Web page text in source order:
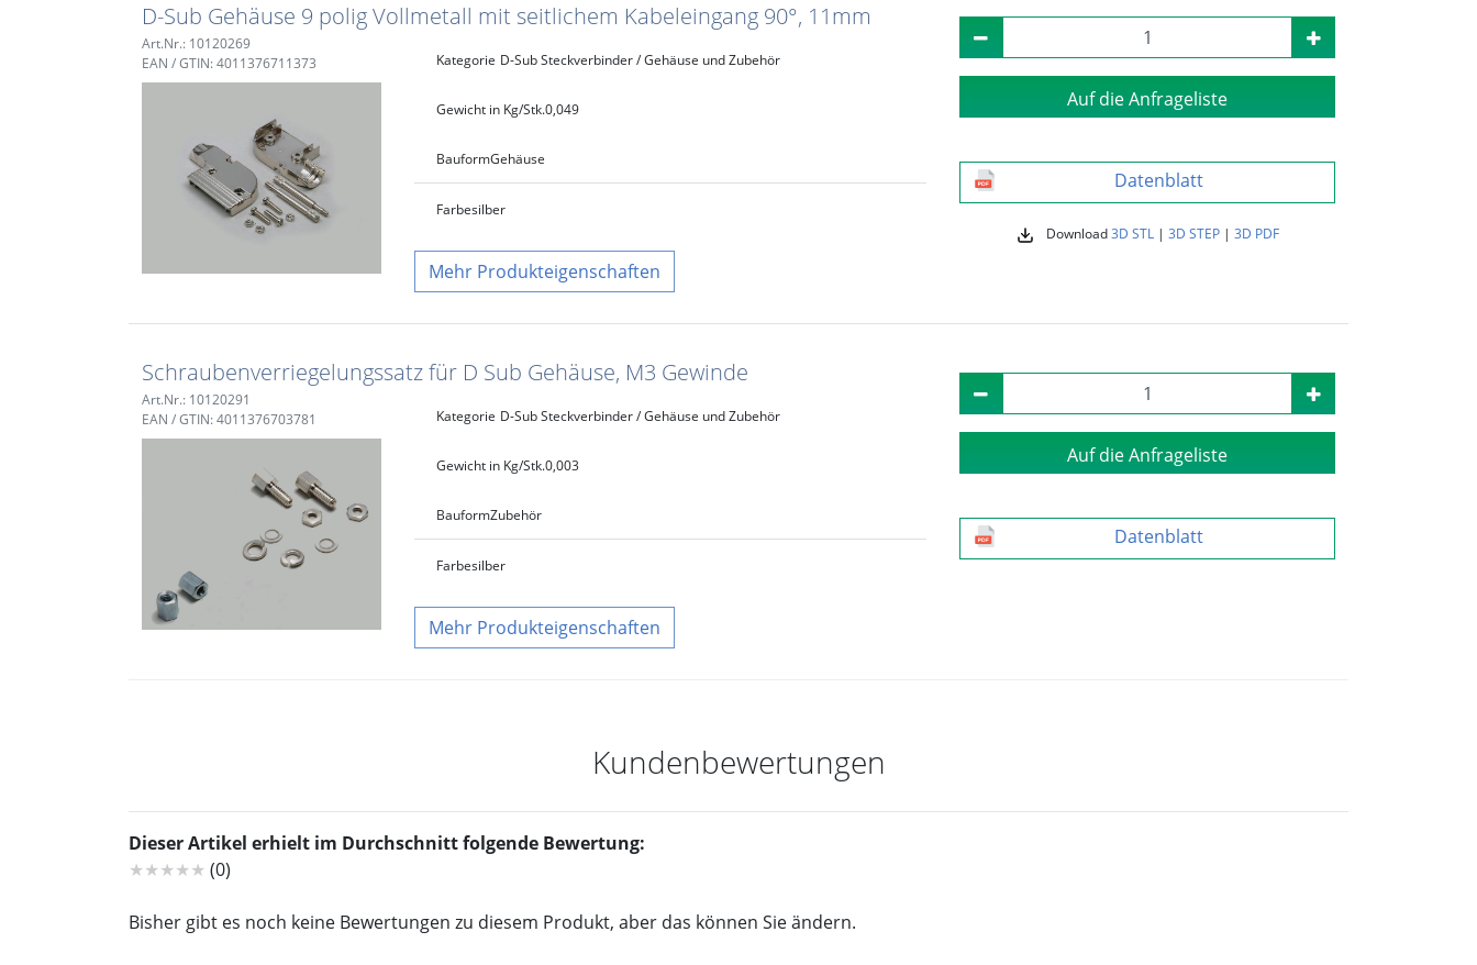
D-Sub Gehäuse 9 polig Vollmetall mit seitlichem Kabeleingang 90°, 11mm
Art.Nr.: 10120269
EAN / GTIN: 4011376711373
Kategorie D-Sub Steckverbinder / Gehäuse und Zubehör
Gewicht in Kg/Stk.0,049
BauformGehäuse
Farbesilber
Produkteigenschaften
Auf die Anfrageliste
Datenblatt
Download3D STL| 3D STEP| 3D PDF
Schraubenverriegelungssatz für D Sub Gehäuse, M3 Gewinde
Art.Nr.: 10120291
EAN / GTIN: 4011376703781
Kategorie D-Sub Steckverbinder / Gehäuse und Zubehör
Gewicht in Kg/Stk.0,003
BauformZubehör
Farbesilber
Produkteigenschaften
Auf die Anfrageliste
Datenblatt
Kundenbewertungen
Dieser Artikel erhielt im Durchschnitt folgende Bewertung:
★★★★★ (0)
Bisher gibt es noch keine Bewertungen zu diesem Produkt, aber das können Sie ändern.